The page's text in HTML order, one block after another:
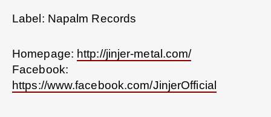
Label: Napalm Records
Homepage: http://jinjer-metal.com/
Facebook:
https://www.facebook.com/JinjerOfficial